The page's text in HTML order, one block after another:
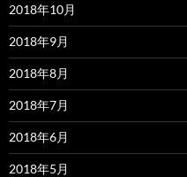
2018年10月
2018年9月
2018年8月
2018年7月
2018年6月
2018年5月